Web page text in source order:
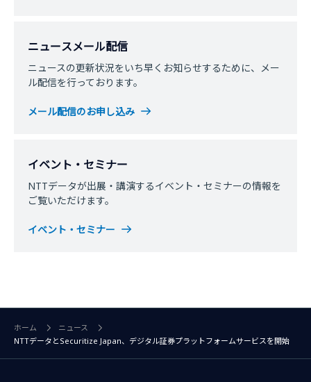
ニュースメール配信
ニュースの更新状況をいち早くお知らせするために、メー
ル配信を行っております。
メール配信のお申し込み
イベント・セミナー
NTTデータが出展・講演するイベント・セミナーの情報を
ご覧いただけます。
イベント・セミナー
ホーム
ニュース
NTTデータとSecuritize Japan、デジタル証券プラットフォームサービスを開始